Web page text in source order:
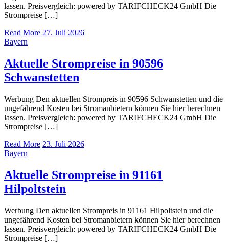
lassen. Preisvergleich: powered by TARIFCHECK24 GmbH Die
Strompreise […]
Read More 27. Juli 2026
Bayern
Aktuelle Strompreise in 90596
Schwanstetten
Werbung Den aktuellen Strompreis in 90596 Schwanstetten und die
ungefährend Kosten bei Stromanbietern können Sie hier berechnen
lassen. Preisvergleich: powered by TARIFCHECK24 GmbH Die
Strompreise […]
Read More 23. Juli 2026
Bayern
Aktuelle Strompreise in 91161
Hilpoltstein
Werbung Den aktuellen Strompreis in 91161 Hilpoltstein und die
ungefährend Kosten bei Stromanbietern können Sie hier berechnen
lassen. Preisvergleich: powered by TARIFCHECK24 GmbH Die
Strompreise […]